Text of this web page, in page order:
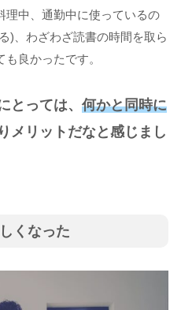
理中、通勤中に使っているの
)、わざわざ読書の時間を取ら
良かったです。
とっては、 何かと同時に
メリットだなと感じまし
くなった